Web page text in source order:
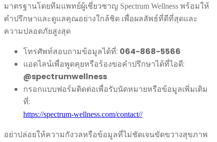
มาตรฐานโดยทีมแพทย์ผู้เชี่ยวชาญ Spectrum Wellness พร้อมให้
คำปรึกษาและดูแลคุณอย่างใกล้ชิด เพื่อผลลัพธ์ที่ดีที่สุดและ
ความปลอดภัยสูงสุด
โทรศัพท์สอบถามข้อมูลได้ที่: 064-868-5566
แอดไลน์เพื่อพูดคุยหรือร้องขอคำปรึกษาได้ที่ไอดี:
@spectrumwellness
กรอกแบบฟอร์มติดต่อเพื่อรับนัดหมายหรือข้อมูลเพิ่มเติม
ที่:
https://spectrum-wellness.com/contact//
อย่าปล่อยให้ความกังวลหรือข้อมูลที่ไม่ชัดเจนขัดขวางสุขภาพ